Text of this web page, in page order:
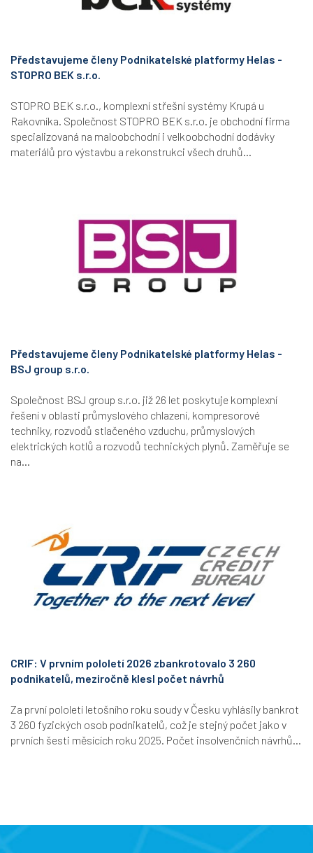
Představujeme členy Podnikatelské platformy Helas -
STOPRO BEK s.r.o.
STOPRO BEK s.r.o., komplexní střešní systémy Krupá u
Rakovníka. Společnost STOPRO BEK s.r.o. je obchodní firma
specializovaná na maloobchodní i velkoobchodní dodávky
materiálů pro výstavbu a rekonstrukci všech druhů...
Představujeme členy Podnikatelské platformy Helas -
BSJ group s.r.o.
Společnost BSJ group s.r.o. již 26 let poskytuje komplexní
řešení v oblasti průmyslového chlazení, kompresorové
techniky, rozvodů stlačeného vzduchu, průmyslových
elektrických kotlů a rozvodů technických plynů. Zaměřuje se
na...
CRIF: V prvním pololetí 2026 zbankrotovalo 3 260
podnikatelů, meziročně klesl počet návrhů
Za první pololetí letošního roku soudy v Česku vyhlásily bankrot
3 260 fyzických osob podnikatelů, což je stejný počet jako v
prvních šesti měsících roku 2025. Počet insolvenčních návrhů...